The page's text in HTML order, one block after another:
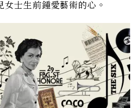
士生前鍾愛藝術的心。